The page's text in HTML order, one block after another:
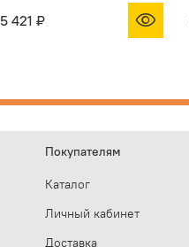
5 421 ₽
Покупателям
Каталог
Личный кабинет
Доставка